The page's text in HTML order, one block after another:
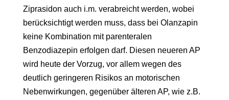
Ziprasidon auch i.m. verabreicht werden, wobei
berücksichtigt werden muss, dass bei Olanzapin
keine Kombination mit parenteralen
Benzodiazepin erfolgen darf. Diesen neueren AP
wird heute der Vorzug, vor allem wegen des
deutlich geringeren Risikos an motorischen
Nebenwirkungen, gegenüber älteren AP, wie z.B.